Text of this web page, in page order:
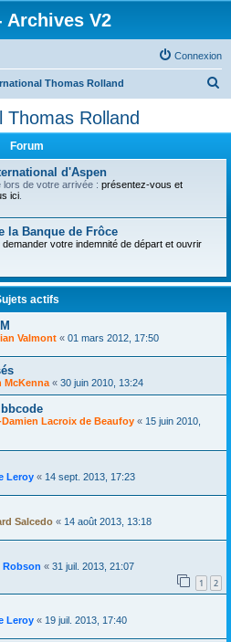
Archives V2
Connexion
Thomas Rolland
r
Rolland
Forum
d'Aspen
lors de votre arrivée : présentez-vous et
ici
la Banque de Frôce
demander votre indemnité de départ et ouvrir
actifs
Valmont « 01 mars 2012, 17:50
McKenna « 30 juin 2010, 13:24
Lacroix de Beaufoy « 15 juin 2010,
Leroy « 14 sept. 2013, 17:23
Salcedo « 14 août 2013, 13:18
Robson « 31 juil. 2013, 21:07
1 2
Leroy « 19 juil. 2013, 17:40